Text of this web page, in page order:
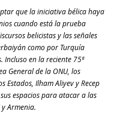
que la iniciativa bélica haya
cuando está la prueba
belicistas y las señales
como por Turquía
Incluso en la reciente 75ª
General de la ONU, los
Estados, Ilham Aliyev y Recep
espacios para atacar a las
Armenia.